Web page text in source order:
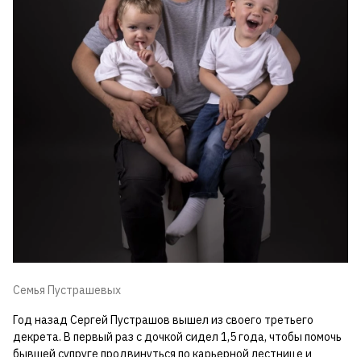
Семья Пустрашевых
Год назад Сергей Пустрашов вышел из своего третьего
декрета. В первый раз с дочкой сидел 1,5 года, чтобы помочь
бывшей супруге продвинуться по карьерной лестнице и